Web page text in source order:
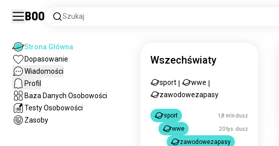
Boo Szukaj
Strona Główna
Dopasowanie
Wiadomości
Profil
Baza Danych Osobowości
Testy Osobowości
Zasoby
Wszechświaty
sport wwe
zawodowezapasy
sport 1,8 mln dusz
wwe 20 tys. dusz
zawodowezapasy